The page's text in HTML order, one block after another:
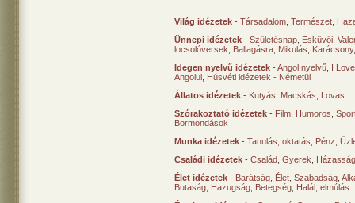
Világ idézetek - Társadalom Természet
Ünnepi idézetek - Születésnap Esküvői
locsolóversek
Ballagásra Mikulás Karácsony
Idegen nyelvű idézetek -Angol nyelvű I
Angolul Húsvéti idézetek - Németül
Állatos idézetek - Kutyás Macskás
Lovas
Szórakoztató idézetek - Film Humoros
Bormondások
Munka idézetek - Tanulás, oktatás Pénz
Családi idézetek - Család Gyerek
Élet idézetek - Barátság Élet Szabadság
Butaság Hazugság Betegség Halál, elmúlás